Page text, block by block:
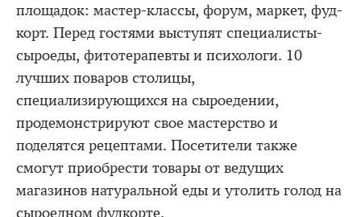
площадок: мастер-классы, форум, маркет, фуд-
корт. Перед гостями выступят специалисты-
сыроеды, фитотерапевты и психологи. 10
лучших поваров столицы,
специализирующихся на сыроедении,
продемонстрируют свое мастерство и
поделятся рецептами. Посетители также
смогут приобрести товары от ведущих
магазинов натуральной еды и утолить голод на
сыроедном фудкорте.